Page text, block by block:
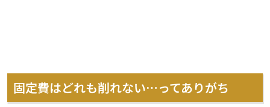
固定費はどれも削れない…ってありがち